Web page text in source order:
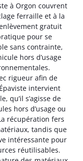
à Orgon couvrent
ferraille et à la
gratuit
pour se
sans contrainte,
hors d’usage
rigueur afin de
intervient
qu’il s’agisse de
hors d’usage ou
récupération fers
tandis que
intéressante pour
réutilisables.